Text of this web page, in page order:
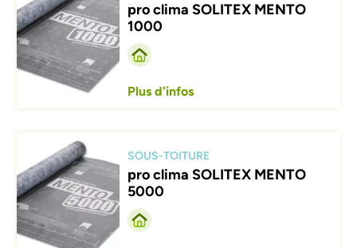
pro clima SOLITEX MENTO
1000
Plus d'infos
Afbeelding
SOUS-TOITURE
pro clima SOLITEX MENTO
5000